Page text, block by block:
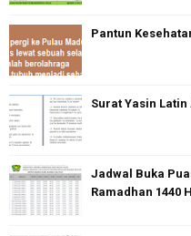
Pantun
Surat Yasin
Jadwal Buka
Ramadhan 1440